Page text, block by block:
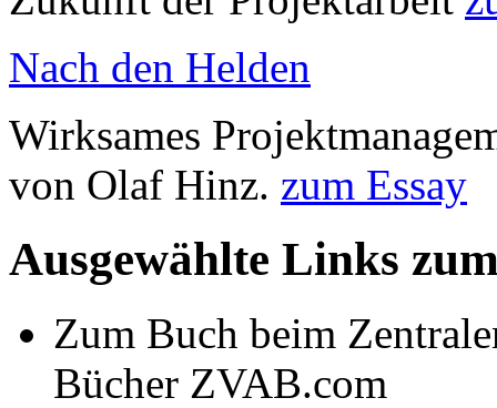
Nach den Helden
Wirksames
von Olaf Hinz. zum Essay
Ausgewählte Links
Zum Buch beim
Bücher ZVAB.com